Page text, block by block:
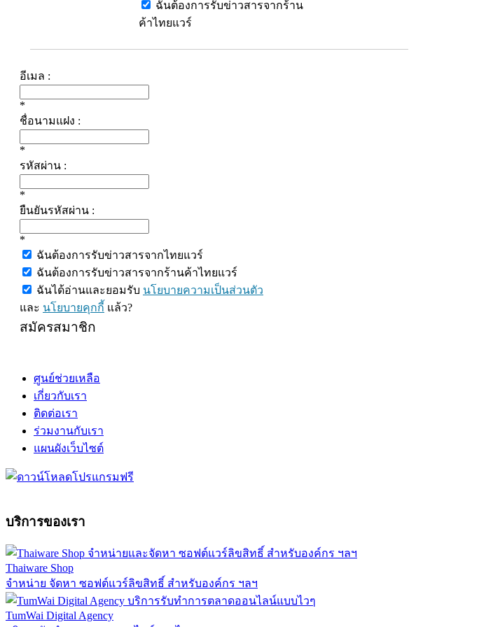
ฉันต้องการรับข่าวสารจากร้าน
ค้าไทยแวร์
อีเมล :
*
ชื่อนามแฝง :
*
รหัสผ่าน :
*
ยืนยันรหัสผ่าน :
*
ฉันต้องการรับข่าวสารจากไทยแวร์
ฉันต้องการรับข่าวสารจากร้านค้าไทยแวร์
ฉันได้อ่านและยอมรับ นโยบายความเป็นส่วนตัว
และ นโยบายคุกกี้ แล้ว?
สมัครสมาชิก
ศูนย์ช่วยเหลือ
เกี่ยวกับเรา
ติดต่อเรา
ร่วมงานกับเรา
แผนผังเว็บไซต์
บริการของเรา
Thaiware Shop
จำหน่าย จัดหา ซอฟต์แวร์ลิขสิทธิ์ สำหรับองค์กร ฯลฯ
TumWai Digital Agency